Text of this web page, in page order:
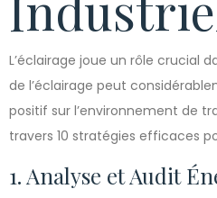
L’éclairage joue un rôle crucial
de l’éclairage peut
positif sur l’environnement de
travers 10 stratégies efficaces
1. Analyse et Audit